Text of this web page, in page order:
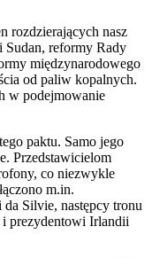
rozdzierających nasz
reformy Rady
międzynarodowego
od paliw kopalnych.
w podejmowanie
paktu. Samo jego
Przedstawicielom
co niezwykle
m.in.
Silvie, następcy tronu
prezydentowi Irlandii